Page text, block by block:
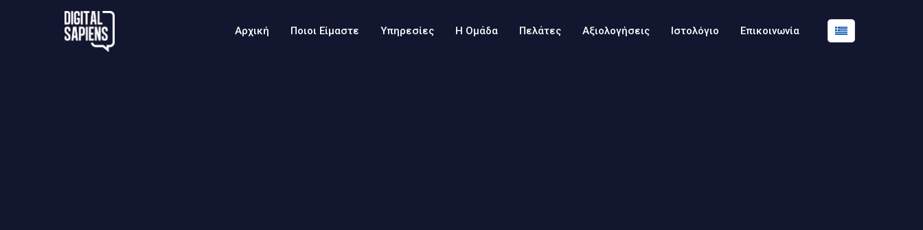
Αρχική Ποιοι Είμαστε Υπηρεσίες Η Ομάδα Πελάτες Αξιολογήσεις Ιστολόγιο Επικοινωνία